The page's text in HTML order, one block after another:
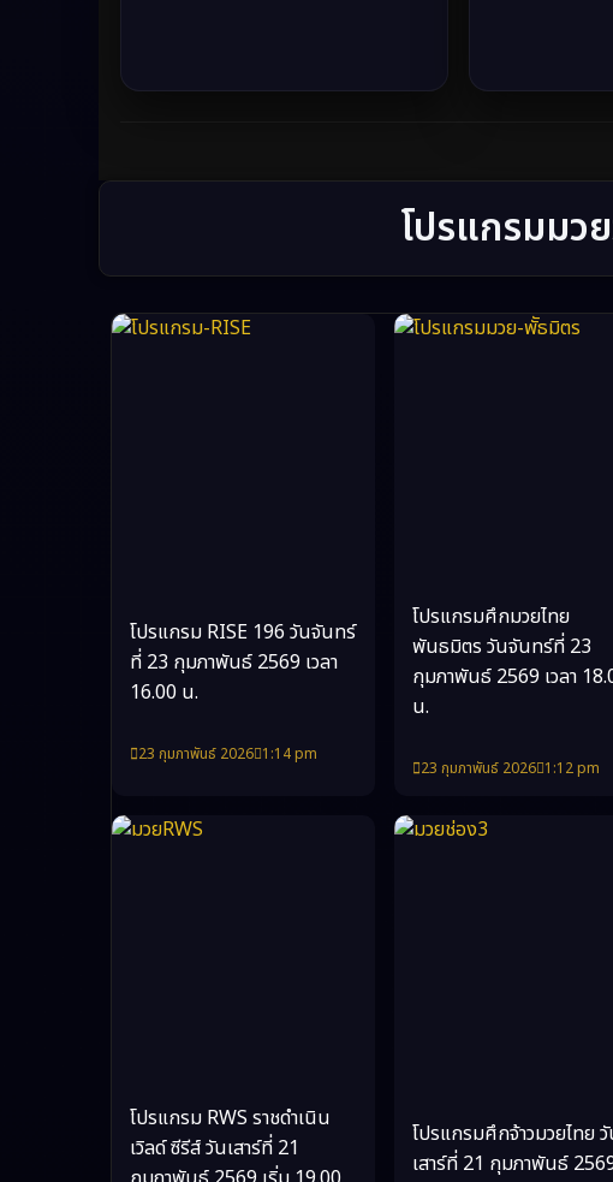
โปรแกรมมว
โปรแกรม RISE 196 วันจันทร์
ที่ 23 กุมภาพันธ์ 2569 เวลา
16.00 น.
23 กุมภาพันธ์ 2026 1:14 pm
โปรแกรมศึกมวยไทย
พันธมิตร วันจันทร์ที่ 23
กุมภาพันธ์ 2569 เวลา
น.
23 กุมภาพันธ์ 2026 1:12 pm
โปรแกรม RWS ราชดำเนิน
เวิลด์ ซีรีส์ วันเสาร์ที่ 21
โปรแกรมศึกจ้าวมวยไทย
เสาร์ที่ 21 กุมภาพันธ์